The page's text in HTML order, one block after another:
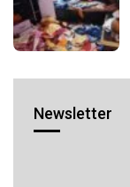
Newsletter